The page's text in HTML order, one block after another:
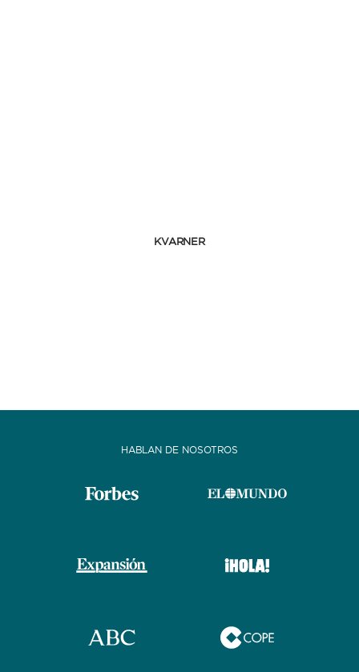
KVARNER
HABLAN DE NOSOTROS